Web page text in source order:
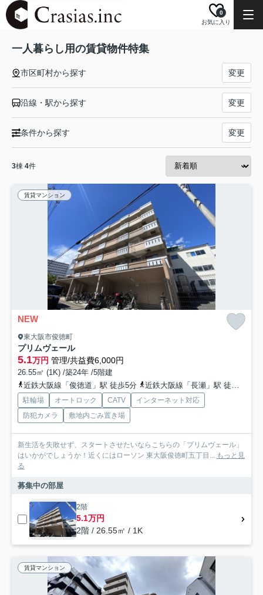
お気に入り
0
一人暮らし用の賃貸物件特集
市区町村から探す 変更
沿線・駅から探す 変更
条件から探す 変更
3棟 4件
賃貸マンション
NEW
東大阪市俊徳町
プリムヴェール
5.1万円 管理/共益費6,000円
26.55㎡ (1K) /築24年 /5階建
近鉄大阪線「俊徳道」駅 徒歩5分
近鉄大阪線「長瀬」駅 徒歩5分
駐輪場 オートロック CATV
インターネット対応
防犯カメラ
敷地内ごみ置き場
新生活を失敗せず、スタートさせたいならこちらの「プリムヴェール」
はいかがでしょうか！近くにはローソン 東大阪俊徳町五丁目... もっと見
る
募集中の部屋
2階
5.1万円
2階 / 26.55㎡ / 1K
賃貸マンション